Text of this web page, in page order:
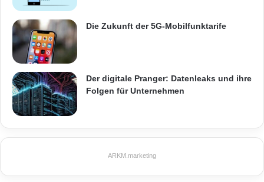
Die Zukunft der 5G-Mobilfunktarife
Der digitale Pranger: Datenleaks und ihre
Folgen für Unternehmen
ARKM.marketing